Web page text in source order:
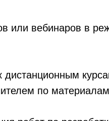
или вебинаров в
дистанционным
по